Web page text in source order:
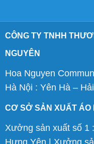
CÔNG TY TNHH
NGUYÊN
Hoa Nguyen
Hà Nội : Yên Hà –
CƠ SỞ SẢN XUẤT ÁO
Xưởng sản xuất số 1